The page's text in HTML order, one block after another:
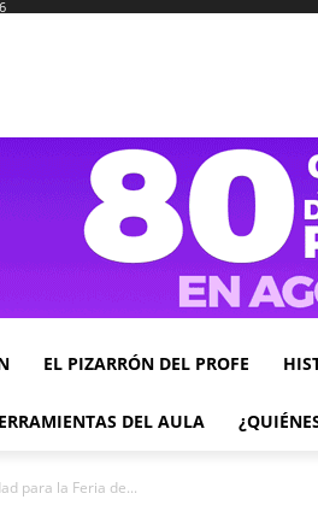
EL PIZARRÓN DEL PROFE
DEL AULA
para la Feria de...